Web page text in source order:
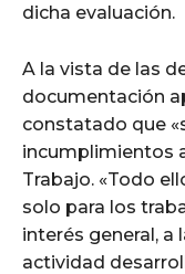
dicha evaluación.
A la vista de las
documentación
constatado que
incumplimientos
Trabajo. «Todo
solo para los
interés general,
actividad